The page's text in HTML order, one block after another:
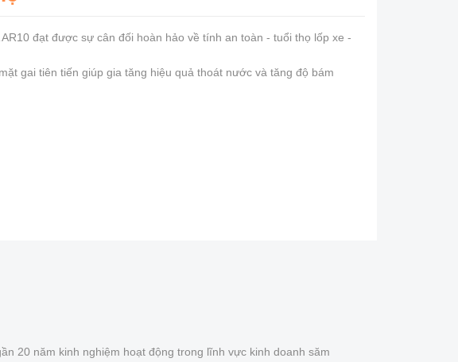
AR10 đạt được sự cân đối hoàn hảo về tính an toàn - tuổi thọ lốp xe -
gai tiên tiến giúp gia tăng hiệu quả thoát nước và tăng độ bám
20 năm kinh nghiệm hoạt động trong lĩnh vực kinh doanh săm